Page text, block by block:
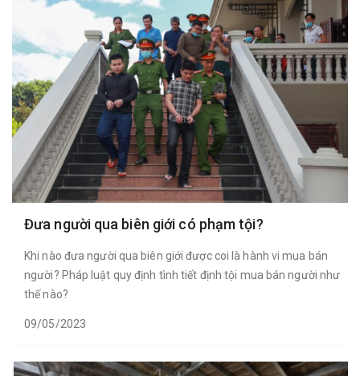
Đưa người qua biên giới có phạm tội?
Khi nào đưa người qua biên giới được coi là hành vi mua bán
người? Pháp luật quy định tình tiết định tội mua bán người như
thế nào?
09/05/2023